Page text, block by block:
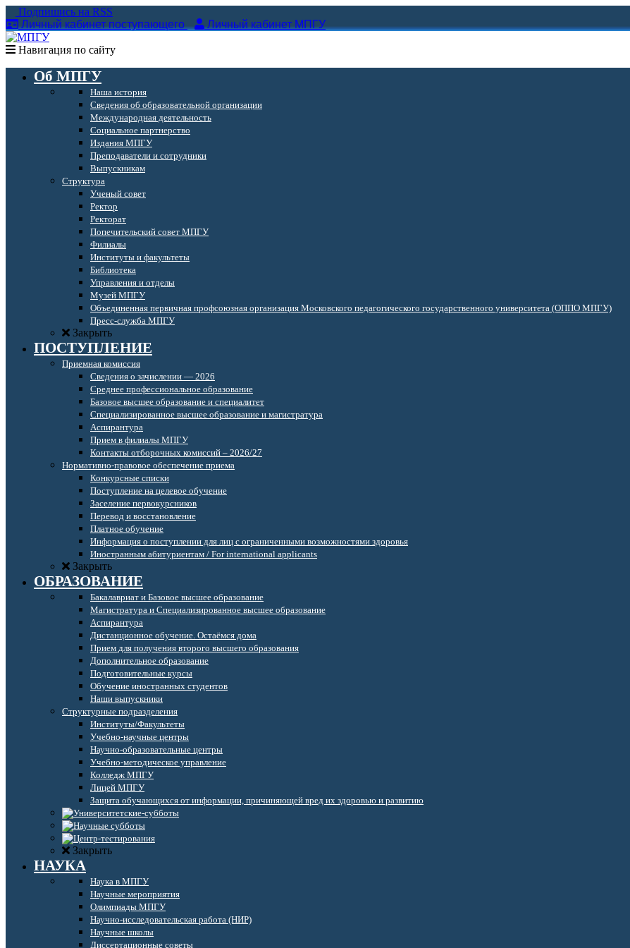
Подпишись на RSS
Личный кабинет поступающего
Личный кабинет МПГУ
Навигация по сайту
Об МПГУ
Наша история
Сведения об образовательной организации
Международная деятельность
Социальное партнерство
Издания МПГУ
Преподаватели и сотрудники
Выпускникам
Структура
Ученый совет
Ректор
Ректорат
Попечительский совет МПГУ
Филиалы
Институты и факультеты
Библиотека
Управления и отделы
Музей МПГУ
Объединенная первичная профсоюзная организация Московского педагогического государственного университета (ОППО МПГУ)
Пресс-служба МПГУ
Закрыть
ПОСТУПЛЕНИЕ
Приемная комиссия
Сведения о зачислении — 2026
Среднее профессиональное образование
Базовое высшее образование и специалитет
Специализированное высшее образование и магистратура
Аспирантура
Прием в филиалы МПГУ
Контакты отборочных комиссий – 2026/27
Нормативно-правовое обеспечение приема
Конкурсные списки
Поступление на целевое обучение
Заселение первокурсников
Перевод и восстановление
Платное обучение
Информация о поступлении для лиц с ограниченными возможностями здоровья
Иностранным абитуриентам / For international applicants
Закрыть
ОБРАЗОВАНИЕ
Бакалавриат и Базовое высшее образование
Магистратура и Специализированное высшее образование
Аспирантура
Дистанционное обучение. Остаёмся дома
Прием для получения второго высшего образования
Дополнительное образование
Подготовительные курсы
Обучение иностранных студентов
Наши выпускники
Структурные подразделения
Институты/Факультеты
Учебно-научные центры
Научно-образовательные центры
Учебно-методическое управление
Колледж МПГУ
Лицей МПГУ
Защита обучающихся от информации, причиняющей вред их здоровью и развитию
Закрыть
НАУКА
Наука в МПГУ
Научные мероприятия
Олимпиады МПГУ
Научно-исследовательская работа (НИР)
Научные школы
Диссертационные советы